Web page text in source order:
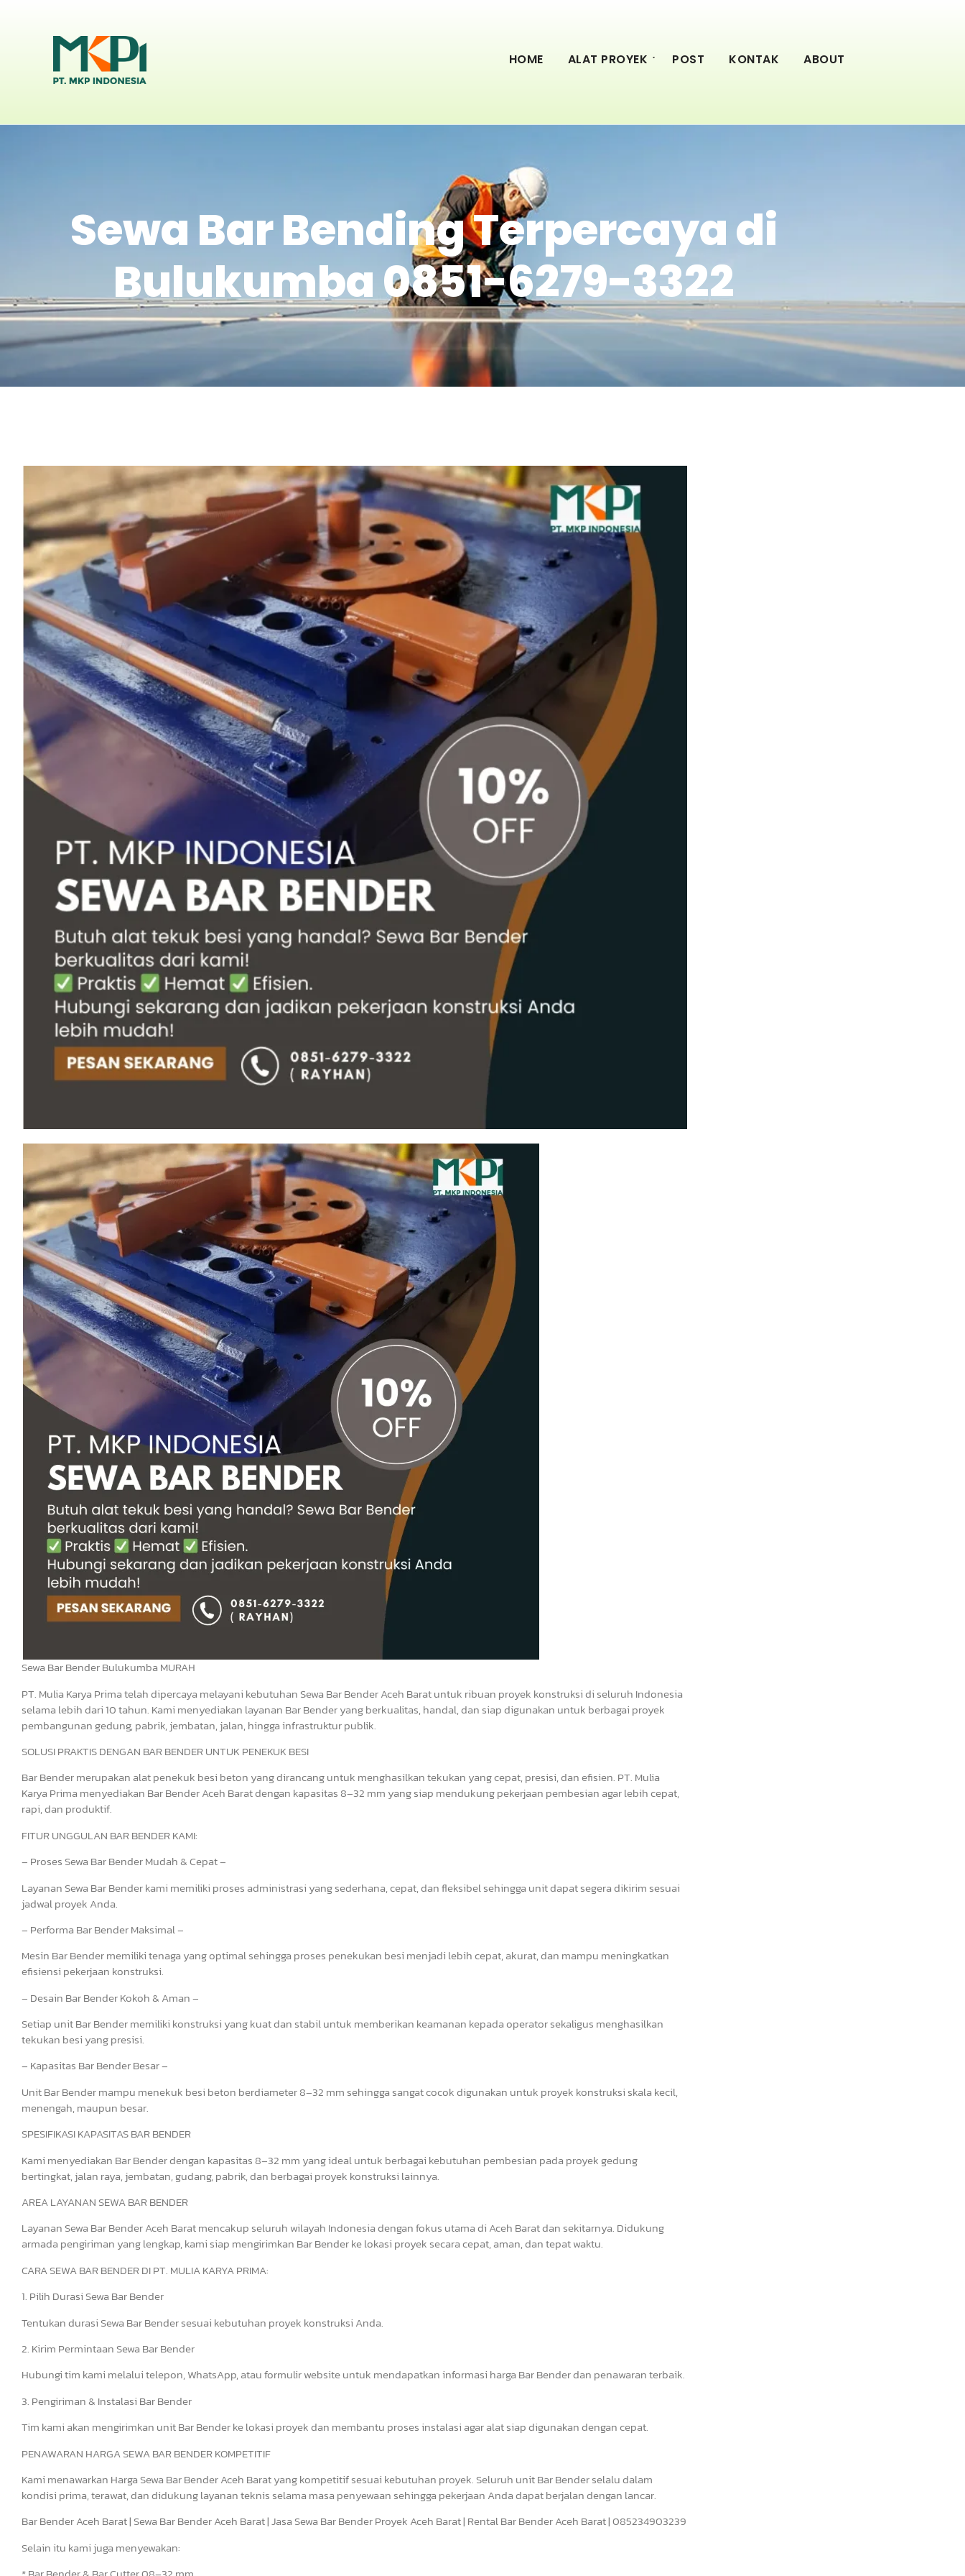
HOME ALAT PROYEK POST KONTAK ABOUT
Sewa Bar Bending Terpercaya di
Bulukumba 0851-6279-3322
Sewa Bar Bender Bulukumba MURAH
PT. Mulia Karya Prima telah dipercaya melayani kebutuhan Sewa Bar Bender Aceh Barat untuk ribuan proyek konstruksi di seluruh Indonesia
selama lebih dari 10 tahun. Kami menyediakan layanan Bar Bender yang berkualitas, handal, dan siap digunakan untuk berbagai proyek
pembangunan gedung, pabrik, jembatan, jalan, hingga infrastruktur publik.
SOLUSI PRAKTIS DENGAN BAR BENDER UNTUK PENEKUK BESI
Bar Bender merupakan alat penekuk besi beton yang dirancang untuk menghasilkan tekukan yang cepat, presisi, dan efisien. PT. Mulia
Karya Prima menyediakan Bar Bender Aceh Barat dengan kapasitas 8–32 mm yang siap mendukung pekerjaan pembesian agar lebih cepat,
rapi, dan produktif.
FITUR UNGGULAN BAR BENDER KAMI:
– Proses Sewa Bar Bender Mudah & Cepat –
Layanan Sewa Bar Bender kami memiliki proses administrasi yang sederhana, cepat, dan fleksibel sehingga unit dapat segera dikirim sesuai
jadwal proyek Anda.
– Performa Bar Bender Maksimal –
Mesin Bar Bender memiliki tenaga yang optimal sehingga proses penekukan besi menjadi lebih cepat, akurat, dan mampu meningkatkan
efisiensi pekerjaan konstruksi.
– Desain Bar Bender Kokoh & Aman –
Setiap unit Bar Bender memiliki konstruksi yang kuat dan stabil untuk memberikan keamanan kepada operator sekaligus menghasilkan
tekukan besi yang presisi.
– Kapasitas Bar Bender Besar –
Unit Bar Bender mampu menekuk besi beton berdiameter 8–32 mm sehingga sangat cocok digunakan untuk proyek konstruksi skala kecil,
menengah, maupun besar.
SPESIFIKASI KAPASITAS BAR BENDER
Kami menyediakan Bar Bender dengan kapasitas 8–32 mm yang ideal untuk berbagai kebutuhan pembesian pada proyek gedung
bertingkat, jalan raya, jembatan, gudang, pabrik, dan berbagai proyek konstruksi lainnya.
AREA LAYANAN SEWA BAR BENDER
Layanan Sewa Bar Bender Aceh Barat mencakup seluruh wilayah Indonesia dengan fokus utama di Aceh Barat dan sekitarnya. Didukung
armada pengiriman yang lengkap, kami siap mengirimkan Bar Bender ke lokasi proyek secara cepat, aman, dan tepat waktu.
CARA SEWA BAR BENDER DI PT. MULIA KARYA PRIMA:
1. Pilih Durasi Sewa Bar Bender
Tentukan durasi Sewa Bar Bender sesuai kebutuhan proyek konstruksi Anda.
2. Kirim Permintaan Sewa Bar Bender
Hubungi tim kami melalui telepon, WhatsApp, atau formulir website untuk mendapatkan informasi harga Bar Bender dan penawaran terbaik.
3. Pengiriman & Instalasi Bar Bender
Tim kami akan mengirimkan unit Bar Bender ke lokasi proyek dan membantu proses instalasi agar alat siap digunakan dengan cepat.
PENAWARAN HARGA SEWA BAR BENDER KOMPETITIF
Kami menawarkan Harga Sewa Bar Bender Aceh Barat yang kompetitif sesuai kebutuhan proyek. Seluruh unit Bar Bender selalu dalam
kondisi prima, terawat, dan didukung layanan teknis selama masa penyewaan sehingga pekerjaan Anda dapat berjalan dengan lancar.
Bar Bender Aceh Barat | Sewa Bar Bender Aceh Barat | Jasa Sewa Bar Bender Proyek Aceh Barat | Rental Bar Bender Aceh Barat | 085234903239
Selain itu kami juga menyewakan: